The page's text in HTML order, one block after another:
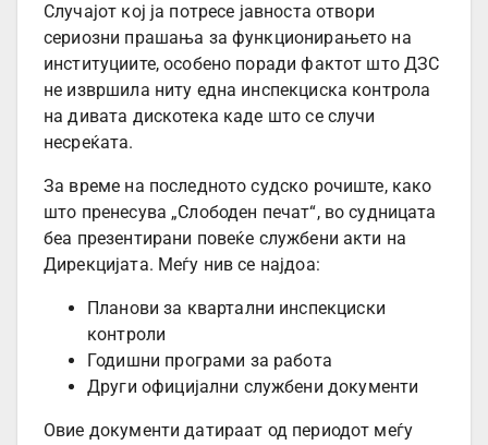
Случајот кој ја потресе јавноста отвори
сериозни прашања за функционирањето на
институциите, особено поради фактот што ДЗС
не извршила ниту една инспекциска контрола
на дивата дискотека каде што се случи
несреќата.
За време на последното судско рочиште, како
што пренесува „Слободен печат“, во судницата
беа презентирани повеќе службени акти на
Дирекцијата. Меѓу нив се најдоа:
Планови за квартални инспекциски
контроли
Годишни програми за работа
Други официјални службени документи
Овие документи датираат од периодот меѓу